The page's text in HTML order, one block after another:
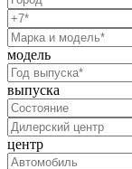
модель
выпуска
центр